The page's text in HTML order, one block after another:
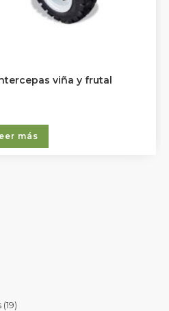
viña y frutal
más
19